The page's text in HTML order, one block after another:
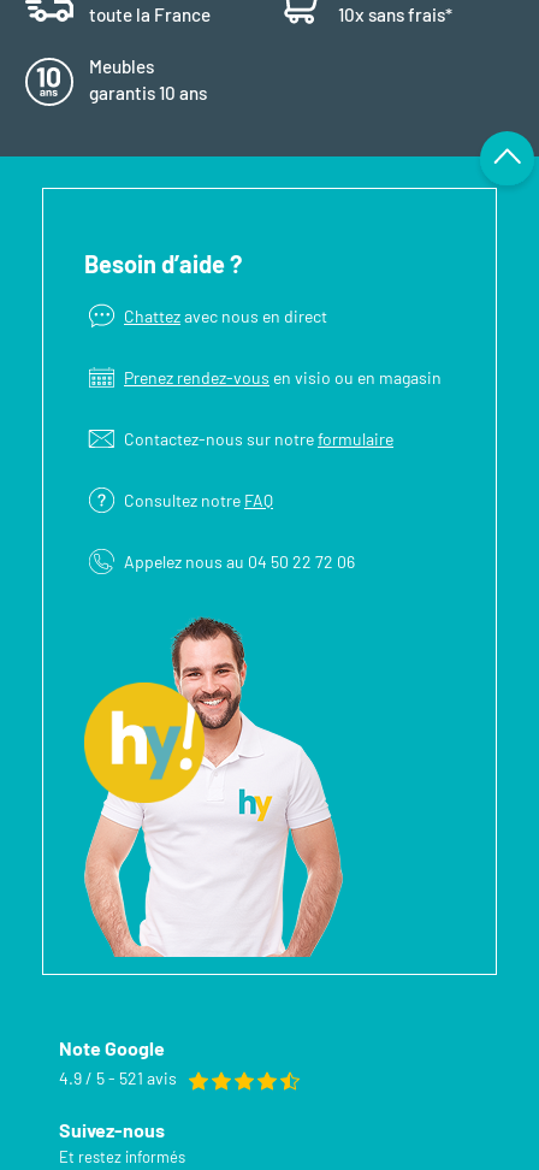
toute la France
10x sans frais*
Meubles
garantis 10 ans
Besoin d’aide ?
Chattezavec nous en direct
Prenez rendez-vous en visio ou en magasin
Contactez-nous sur notreformulaire
Consultez notre FAQ
Appelez nous au 04 50 22 72 06
Note Google
4.9 / 5 - 521 avis
Suivez-nous
Et restez informés